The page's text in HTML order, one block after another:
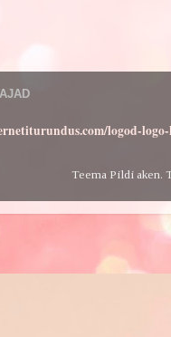
logod-
Teema Pildi aken.